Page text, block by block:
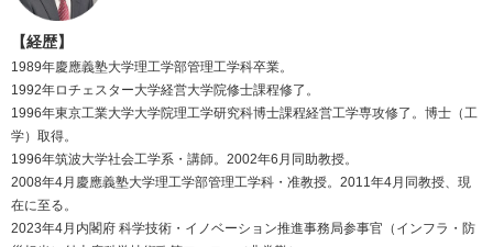
【経歴】
1989年慶應義塾大学理工学部管理工学科卒業。
1992年ロチェスター大学経営大学院修士課程修了。
1996年東京工業大学大学院理工学研究科博士課程経営工学専攻修了。博士（工
学）取得。
1996年筑波大学社会工学系・講師。2002年6月同助教授。
2008年4月慶應義塾大学理工学部管理工学科・准教授。2011年4月同教授、現
在に至る。
2023年4月内閣府 科学技術・イノベーション推進事務局参事官（インフラ・防